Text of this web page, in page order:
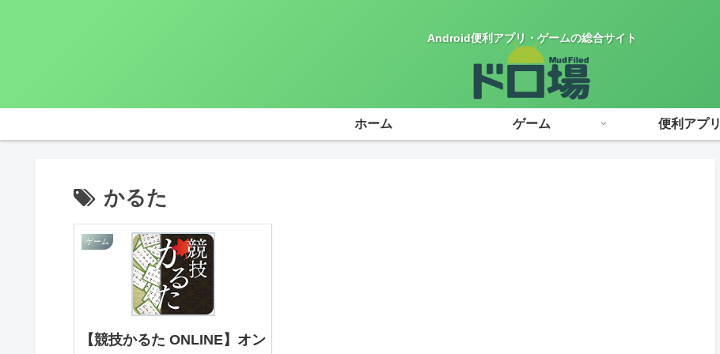
Android便利アプリ・ゲームの総合サイト
ホーム ゲーム 便利アプリ
かるた
ゲーム
【競技かるた ONLINE】オン